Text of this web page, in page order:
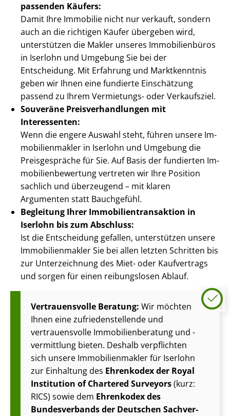
passenden Käufers:
Damit Ihre Immobilie nicht nur verkauft, sondern
auch an die richtigen Käufer übergeben wird,
unterstützen die Makler unseres Immobilienbüros
in Iserlohn und Umgebung Sie bei der
Entscheidung. Mit Erfahrung und Marktkenntnis
geben wir Ihnen eine fundierte Einschätzung
passend zu Ihrem Vermietungs- oder Verkaufsziel.
Souveräne Preis­ver­hand­lun­gen mit
Interessenten:
Wenn die engere Auswahl steht, führen unsere Im­
mo­bi­li­en­mak­ler in Iserlohn und Umgebung die
Preisgespräche für Sie. Auf Basis der fundierten Im­
mo­bi­li­en­be­wer­tung vertreten wir Ihre Position
sachlich und überzeugend – mit klaren
Argumenten statt Bauchgefühl.
Begleitung Ihrer Im­mo­bi­li­en­trans­ak­ti­on in
Iserlohn bis zum Abschluss:
Ist die Entscheidung gefallen, unterstützen unsere
Im­mo­bi­li­en­mak­ler Sie bei allen letzten Schritten bis
zur Unterzeichnung des Miet- oder Kaufvertrags
und sorgen für einen reibungslosen Ablauf.
Vertrauensvolle Beratung: Wir möchten
Ihnen eine zu­frie­den­stel­len­de und
vertrauensvolle Im­mo­bi­li­en­be­ra­tung und -
vermittlung bieten. Deshalb verpflichten
sich unsere Im­mo­bi­li­en­mak­ler für Iserlohn
zur Einhaltung des Ehrenkodex der Royal
Institution of Chartered Surveyors(kurz:
RICS) sowie dem Ehrenkodex des
Bundesverbands der Deutschen Sach­ver­